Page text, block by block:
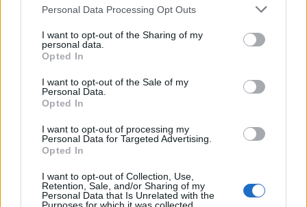
Personal Data Processing Opt Outs
I want to opt-out of the Sharing of my
personal data.
Opted In
I want to opt-out of the Sale of my
Personal Data.
Opted In
I want to opt-out of processing my
Personal Data for Targeted Advertising.
Opted In
I want to opt-out of Collection, Use,
Retention, Sale, and/or Sharing of my
Personal Data that Is Unrelated with the
димензии. Првата е новата биометриска
регистрација што ја бара Европската унија.
Втората е застарената инфраструктура на
грчките гранични премини.
Како да ги избегнете гужвите?
Туристичките работници советуваат патниците
сабота наутро, кога најчесто пристигнуваат
организираните автобуски тури. Најмалку гужва
За патување кон Јонското крајбрежје се
препорачува преминот Меџитлија-Ники.